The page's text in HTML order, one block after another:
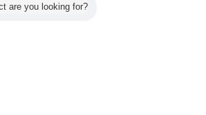
ข้อทดสอบนิ้ว
are you looking for?